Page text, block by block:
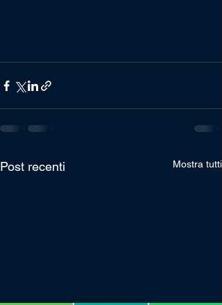
Post recenti Mostra tutti